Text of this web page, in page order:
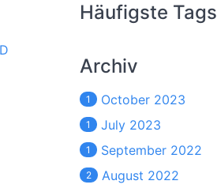
Häufigste Tags
Archiv
1 October 2023
1 July 2023
1 September 2022
2 August 2022